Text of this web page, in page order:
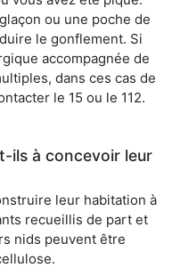
ou une poche de
le gonflement. Si
accompagnée de
dans ces cas de
le 15 ou le 112.
ils à concevoir leur
leur habitation à
recueillis de part et
nids peuvent être